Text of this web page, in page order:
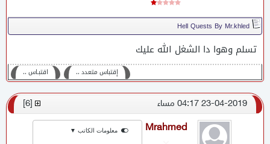
Hell Quests By Mr.khled
تسلم وهوا دا الشغل الله عليك
اقتبـاس ،، إقتباس متعدد ،،
23-04-2019 04:17 مساء [
6
Mrahmed معلومات الكاتب ▼